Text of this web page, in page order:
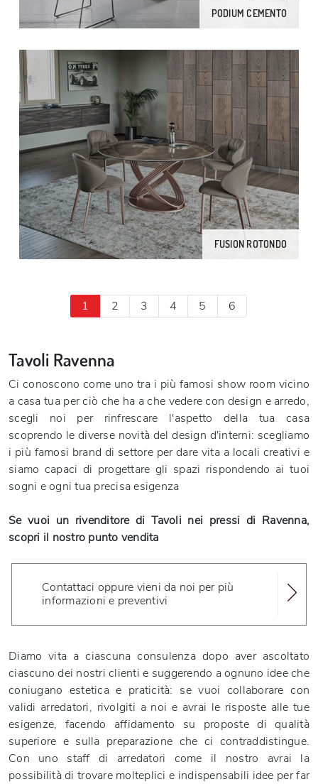
PODIUM CEMENTO
FUSION ROTONDO
1 2 3 4 5 6
Tavoli Ravenna
Ci conoscono come uno tra i più famosi show room vicino
a casa tua per ciò che ha a che vedere con design e arredo,
scegli noi per rinfrescare l'aspetto della tua casa
scoprendo le diverse novità del design d'interni: scegliamo
i più famosi brand di settore per dare vita a locali creativi e
siamo capaci di progettare gli spazi rispondendo ai tuoi
sogni e ogni tua precisa esigenza
Se vuoi un rivenditore di Tavoli nei pressi di Ravenna,
scopri il nostro punto vendita
Contattaci oppure vieni da noi per più
informazioni e preventivi
Diamo vita a ciascuna consulenza dopo aver ascoltato
ciascuno dei nostri clienti e suggerendo a ognuno idee che
coniugano estetica e praticità: se vuoi collaborare con
validi arredatori, rivolgiti a noi e avrai le risposte alle tue
esigenze, facendo affidamento su proposte di qualità
superiore e sulla preparazione che ci contraddistingue.
Con uno staff di arredatori come il nostro avrai la
possibilità di trovare molteplici e indispensabili idee per far